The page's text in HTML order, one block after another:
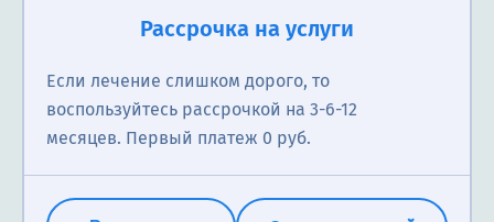
Рассрочка на услуги
Если лечение слишком дорого, то
воспользуйтесь рассрочкой на 3-6-12
месяцев. Первый платеж 0 руб.